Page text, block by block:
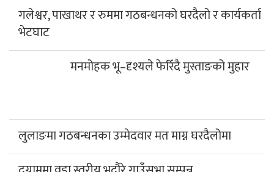
गलेश्वर, पाखाथर र रुममा गठबन्धनको घरदैलो र कार्यकर्ता
भेटघाट
मनमोहक भू–दृश्यले फेरिँदै मुस्ताङको मुहार
दग्नाममा वडा स्तरीय भदौरे गाउँसभा सम्पन्न